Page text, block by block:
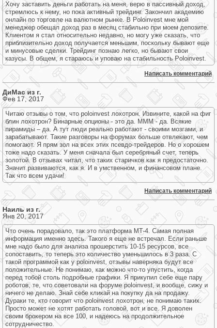
Хочу заставить деньги работать на меня, верю в пассивный доход,
стремлюсь к нему, но пока активный трейдинг. Закончил академию
онлайн по торговле на валютном рынке. В Poloinvest мне мой
менеджер обещал доход раз в месяц стабильно при моем депозите.
Клиентом я стал относительно недавно, но могу уже сказать, что
приблизительно доход получается меньшим, поскольку бывают еще
и минусовые сделки. Трейдинг познаю легко, но бывают свои
казусы. В общем, я стараюсь и уповаю на стабильность Poloinvest.
Написать комментарий
ДиМас из г.
Фев 17, 2017
Читаю отзывы о том, что poloinvest лохотрон. Извините, какой на фиг
блин лохотрон? Бинарные опционы - это да. МММ - да. Всякие
пирамиды – да. А тут люди реально работают - своими мозгами, и
зарабатывают. Такие разговоры на форумах больше отвлекают, чем
помогают. Я прям зол на всех этих псевдо-трейдеров. Но о хорошем
тоже надо сказать. У меня сначала был серебряный счет, теперь
золотой. В отзывах читал, что таких старичков как я предостаточно.
Значит развиваются, как я. И в умственном, и финансовом плане.
Так что всем удачи!
Написать комментарий
Наиль из г.
Янв 20, 2017
Что очень порадовало, так это платформа МТ-4. Самая полная
информация именно здесь. Такого я еще не встречал. Если раньше
мне надо было для анализа прошерстить 10-15 ресурсов, все
сопоставить, то теперь это количество уменьшилось в 3 раза. С
такой программой как у poloinvest, отзывы наверняка будут все
положительные. Не понимаю, как можно что-то упустить, когда
перед тобой столь подробные графики. Я прикупил себе еще пару
роботов, те, что советовали на форуме poloinvest, и вообще, сижу и
ничего не делаю. Знай себе кликай на покупку да на продажу.
Дураки те, кто говорит что poloinvest лохотрон, не понимаю таких.
Просто может не хотят работать головой, вот и все. Я доволен
своим брокером на все 100, и надеюсь на продолжительное
сотрудничество.